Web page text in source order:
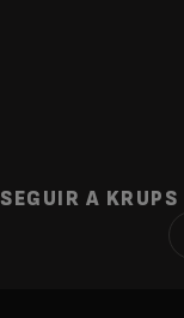
SEGUIR A KRUPS